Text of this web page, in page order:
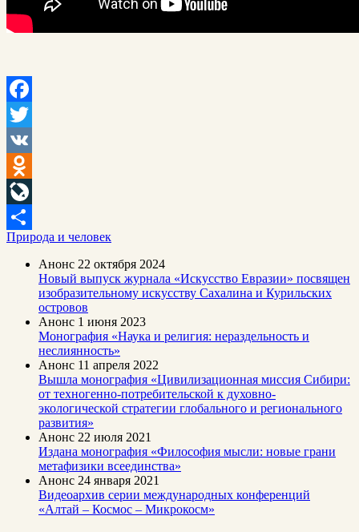
Facebook
Twitter
VK
Odnoklassniki
LiveJournal
Отправить
Природа и человек
Анонс 22 октября 2024
Новый выпуск журнала «Искусство Евразии» посвящен
изобразительному искусству Сахалина и Курильских
островов
Анонс 1 июня 2023
Монография «Наука и религия: нераздельность и
неслиянность»
Анонс 11 апреля 2022
Вышла монография «Цивилизационная миссия Сибири:
от техногенно-потребительской к духовно-
экологической стратегии глобального и регионального
развития»
Анонс 22 июля 2021
Издана монография «Философия мысли: новые грани
метафизики всеединства»
Анонс 24 января 2021
Видеоархив серии международных конференций
«Алтай – Космос – Микрокосм»